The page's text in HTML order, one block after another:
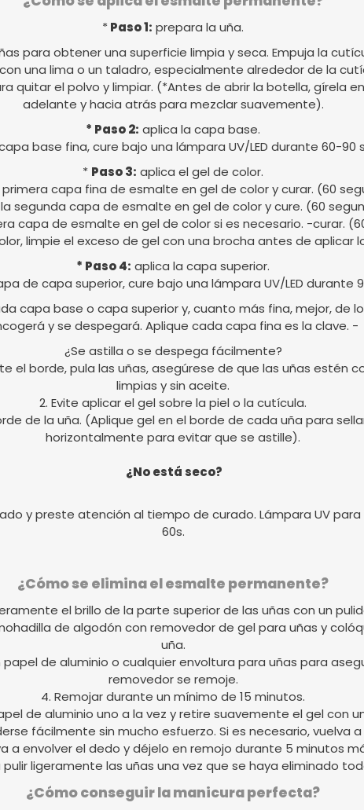
*Paso 1: prepara la uña.
para obtener una superficie limpia y seca. Empuja la
una lima o un taladro, especialmente alrededor de la
quitar el polvo y limpiar. (*Antes de abrir la botella, gírela
adelante y hacia atrás para mezclar suavemente).
* Paso 2: aplica la capa base.
base fina, cure bajo una lámpara UV/LED durante 60-90
* Paso 3: aplica el gel de color.
primera capa fina de esmalte en gel de color y curar. (60
segunda capa de esmalte en gel de color y cure. (60
capa de esmalte en gel de color si es necesario. -curar.
limpie el exceso de gel con una brocha antes de aplicar
* Paso 4: aplica la capa superior.
de capa superior, cure bajo una lámpara UV/LED durante
capa base o capa superior y, cuanto más fina, mejor, de
y se despegará. Aplique cada capa fina es la clave. -
¿Se astilla o se despega fácilmente?
el borde, pula las uñas, asegúrese de que las uñas estén
limpias y sin aceite.
2. Evite aplicar el gel sobre la piel o la cutícula.
de la uña. (Aplique gel en el borde de cada uña para
horizontalmente para evitar que se astille).
¿No está seco?
y preste atención al tiempo de curado. Lámpara UV para
60s.
¿Cómo se elimina el esmalte permanente?
el brillo de la parte superior de las uñas con un
de algodón con removedor de gel para uñas y
uña.
papel de aluminio o cualquier envoltura para uñas para
removedor se remoje.
4. Remojar durante un mínimo de 15 minutos.
de aluminio uno a la vez y retire suavemente el gel con
fácilmente sin mucho esfuerzo. Si es necesario, vuelva
a envolver el dedo y déjelo en remojo durante 5 minutos
pulir ligeramente las uñas una vez que se haya eliminado
¿Cómo conseguir la manicura perfecta?